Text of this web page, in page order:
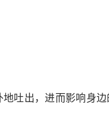
吐出，进而影响身边